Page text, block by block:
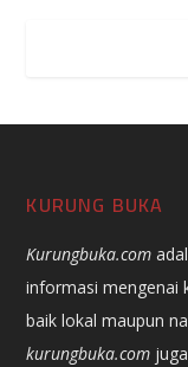
KURUNG BUKA
Kurungbuka.com
informasi mengenai
baik lokal maupun
kurungbuka.com